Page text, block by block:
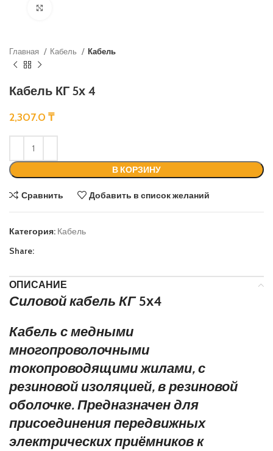
Главная Кабель Кабель
Кабель КГ 5х 4
2,307.0 ₸
В КОРЗИНУ
Сравнить Добавить в список желаний
Категория: Кабель
Share:
ОПИСАНИЕ
Силовой кабель КГ5х4
Кабель с медными
многопроволочными
токопроводящими жилами, с
резиновой изоляцией, в резиновой
оболочке. Предназначен для
присоединения передвижных
электрических приёмников к